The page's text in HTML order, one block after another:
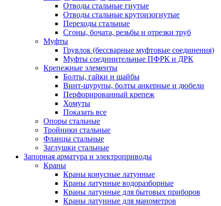
Отводы стальные гнутые
Отводы стальные крутоизогнутые
Переходы стальные
Сгоны, бочата, резьбы и отрезки труб
Муфты
Грувлок (бессварные муфтовые соединения)
Муфты соединительные ПФРК и ДРК
Крепежные элементы
Болты, гайки и шайбы
Винт-шурупы, болты анкерные и дюбели
Перфорированный крепеж
Хомуты
Показать все
Опоры стальные
Тройники стальные
Фланцы стальные
Заглушки стальные
Запорная арматура и электроприводы
Краны
Краны конусные латунные
Краны латунные водоразборные
Краны латунные для бытовых приборов
Краны латунные для манометров